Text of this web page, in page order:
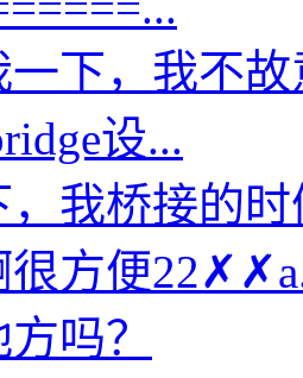
下，我不故
设...
我桥接的时
很方便
吗？